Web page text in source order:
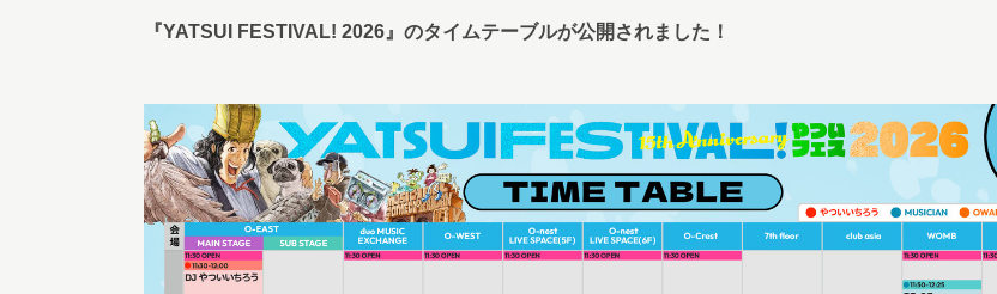
『YATSUI FESTIVAL! 2026』のタイムテーブルが公開されました！